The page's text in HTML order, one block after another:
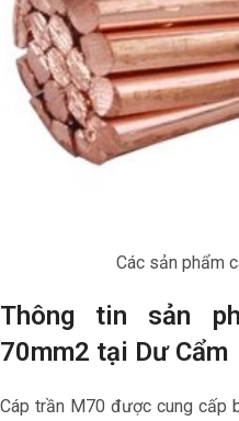
Các sản phẩm
Thông tin sản
70mm2 tại Dư Cẩm
Cáp trần M70 được cung cấp